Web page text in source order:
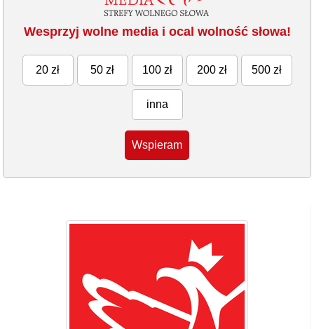
Wesprzyj wolne media i ocal wolność słowa!
20 zł 50 zł 100 zł 200 zł 500 zł
inna
Wspieram